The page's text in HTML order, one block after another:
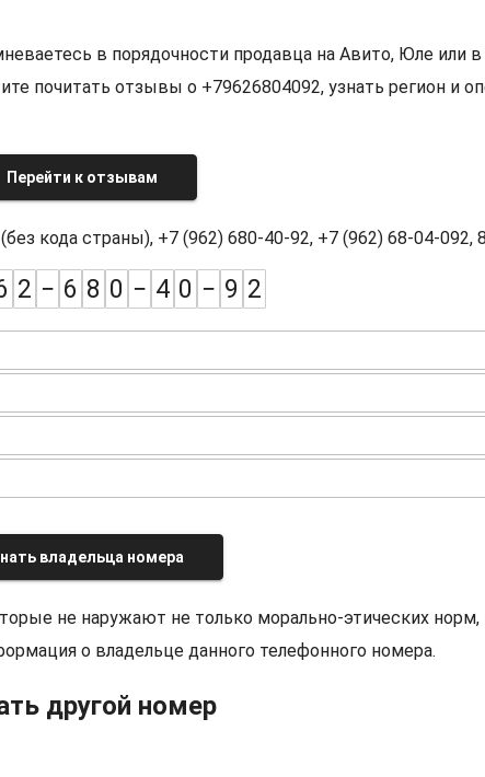
в порядочности продавца на Авито, Юле или
почитать отзывы о +79626804092, узнать регион и
Перейти к отзывам
кода страны), +7 (962) 680-40-92, +7 (962) 68-04-092,
2 − 6 8 0 − 4 0 − 9 2
владельца номера
не наружают не только морально-этических
о владельце данного телефонного номера.
другой номер